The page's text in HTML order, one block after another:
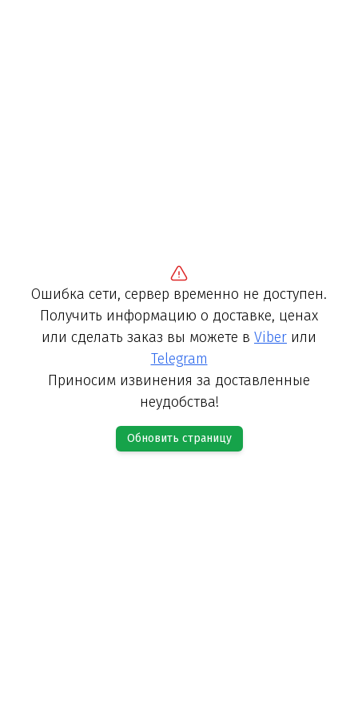
Ошибка сети, сервер временно не доступен.
Получить информацию о доставке, ценах
или сделать заказ вы можете в Viber или
Telegram
Приносим извинения за доставленные
неудобства!
Обновить страницу